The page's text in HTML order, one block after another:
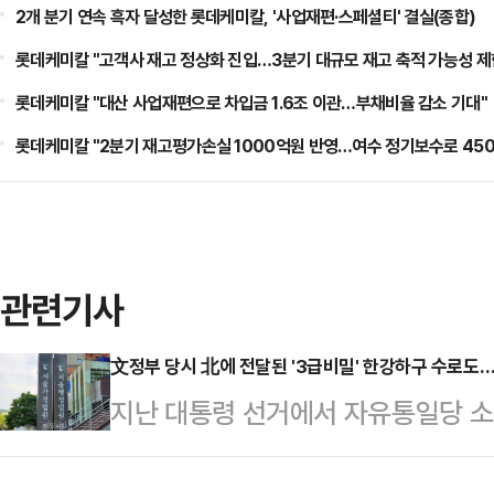
2개 분기 연속 흑자 달성한 롯데케미칼, '사업재편·스페셜티' 결실(종합)
롯데케미칼 "고객사 재고 정상화 진입…3분기 대규모 재고 축적 가능성
롯데케미칼 "대산 사업재편으로 차입금 1.6조 이관…부채비율 감소 기대"
롯데케미칼 "2분기 재고평가손실 1000억원 반영…여수 정기보수로
관련기사
文정부 당시 北에 전달된 '3급비밀' 한강하구 수로도
지난 대통령 선거에서 자유통일당
호사가 문재인 정부 당시 북한에 전